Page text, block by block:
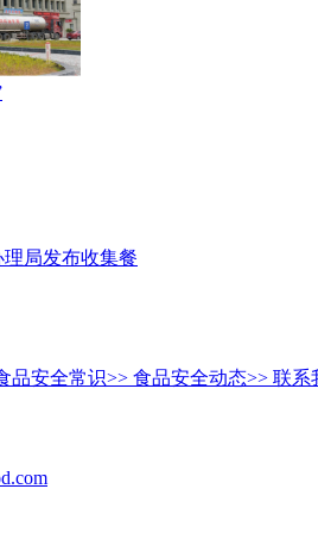
局发布收集餐
品安全常识>> 食品安全动态>> 联系